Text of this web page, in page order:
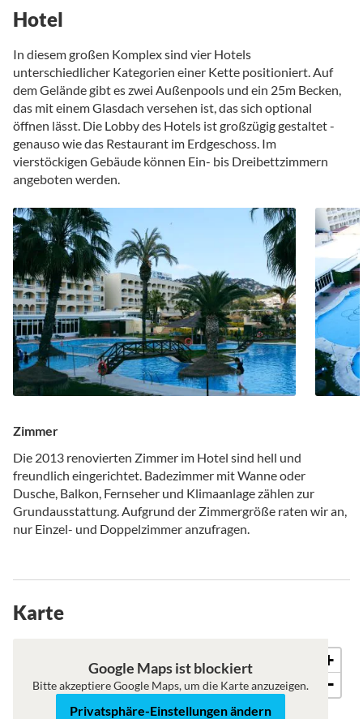
Hotel
In diesem großen Komplex sind vier Hotels
unterschiedlicher Kategorien einer Kette positioniert. Auf
dem Gelände gibt es zwei Außenpools und ein 25m Becken,
das mit einem Glasdach versehen ist, das sich optional
öffnen lässt. Die Lobby des Hotels ist großzügig gestaltet -
genauso wie das Restaurant im Erdgeschoss. Im
vierstöckigen Gebäude können Ein- bis Dreibettzimmern
angeboten werden.
Zimmer
Die 2013 renovierten Zimmer im Hotel sind hell und
freundlich eingerichtet. Badezimmer mit Wanne oder
Dusche, Balkon, Fernseher und Klimaanlage zählen zur
Grundausstattung. Aufgrund der Zimmergröße raten wir an,
nur Einzel- und Doppelzimmer anzufragen.
Karte
Satellit
+
−
Google Maps ist blockiert
Bitte akzeptiere Google Maps, um die Karte anzuzeigen.
Privatsphäre-Einstellungen ändern